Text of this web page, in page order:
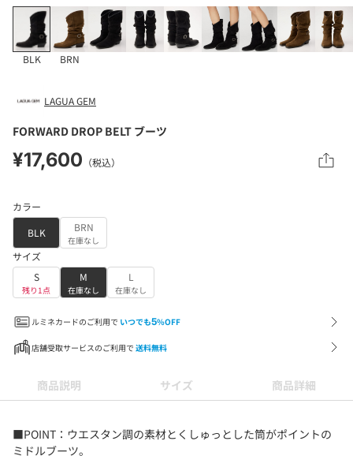
BLK BRN
LAGUA GEM
FORWARD DROP BELT ブーツ
¥17,600 （税込）
カラー
BLK
BRN
在庫なし
サイズ
S
残り1点
M
在庫なし
L
在庫なし
ルミネカードのご利用で いつでも5%OFF
店舗受取サービスのご利用で 送料無料
商品説明 サイズ 商品詳細
■POINT：ウエスタン調の素材とくしゅっとした筒がポイントの
ミドルブーツ。